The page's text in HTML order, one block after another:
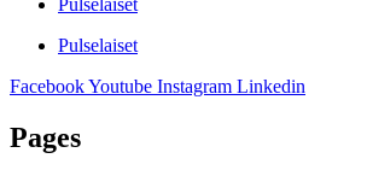
Pulselaiset
FacebookYoutube Instagram Linkedin
Pages